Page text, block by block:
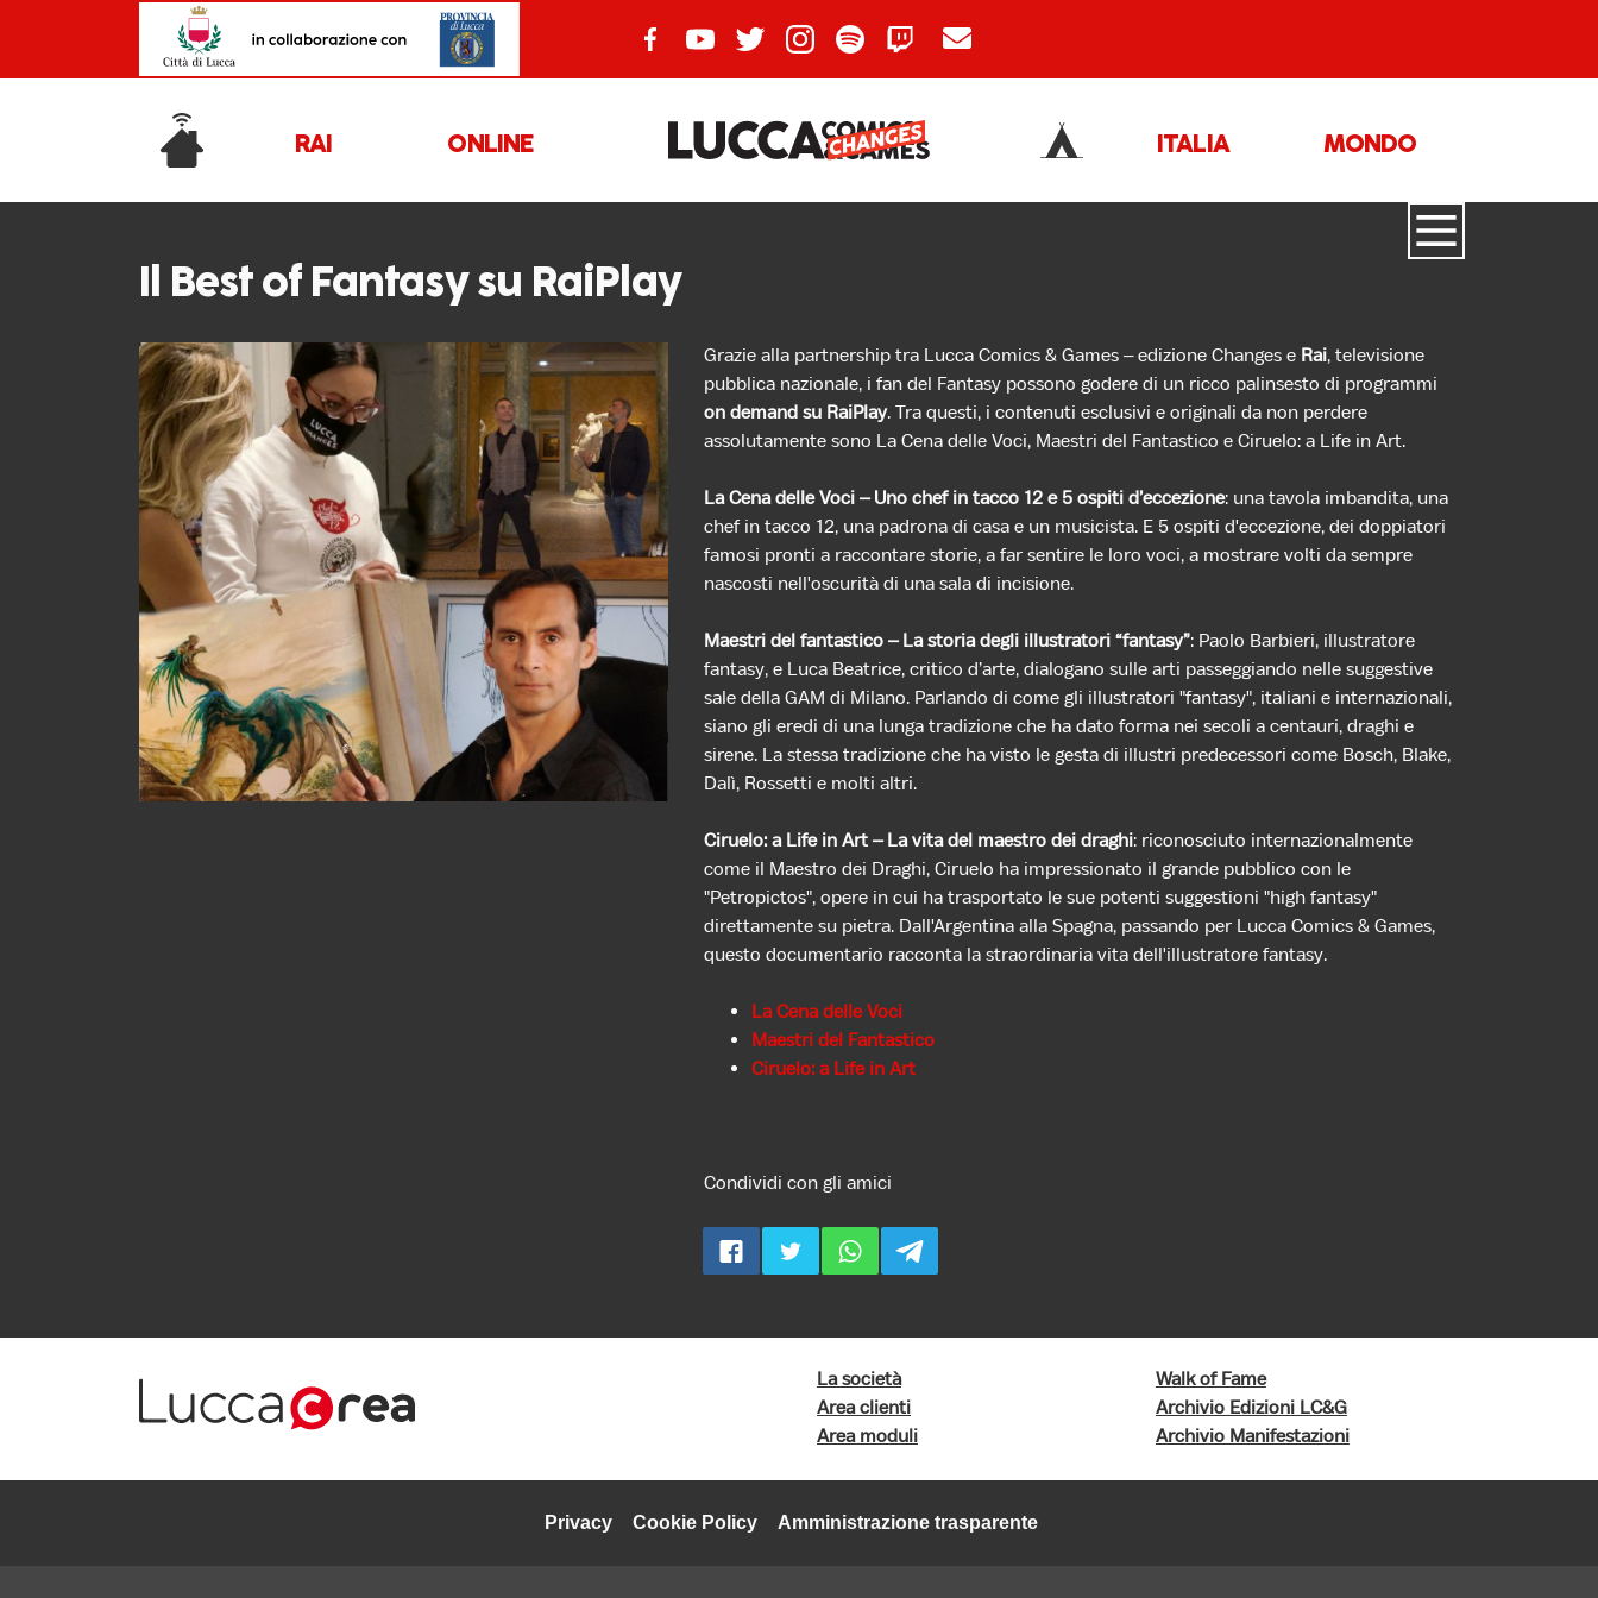
RAI ONLINE ITALIA MONDO
Il Best of Fantasy su RaiPlay
Grazie alla partnership tra Lucca Comics & Games – edizione Changes e Rai, televisione
pubblica nazionale, i fan del Fantasy possono godere di un ricco palinsesto di programmi
on demand su RaiPlay. Tra questi, i contenuti esclusivi e originali da non perdere
assolutamente sono La Cena delle Voci, Maestri del Fantastico e Ciruelo: a Life in Art.
La Cena delle Voci – Uno chef in tacco 12 e 5 ospiti d’eccezione: una tavola imbandita, una
chef in tacco 12, una padrona di casa e un musicista. E 5 ospiti d'eccezione, dei doppiatori
famosi pronti a raccontare storie, a far sentire le loro voci, a mostrare volti da sempre
nascosti nell'oscurità di una sala di incisione.
Maestri del fantastico – La storia degli illustratori “fantasy”: Paolo Barbieri, illustratore
fantasy, e Luca Beatrice, critico d’arte, dialogano sulle arti passeggiando nelle suggestive
sale della GAM di Milano. Parlando di come gli illustratori "fantasy", italiani e internazionali,
siano gli eredi di una lunga tradizione che ha dato forma nei secoli a centauri, draghi e
sirene. La stessa tradizione che ha visto le gesta di illustri predecessori come Bosch, Blake,
Dalì, Rossetti e molti altri.
Ciruelo: a Life in Art – La vita del maestro dei draghi: riconosciuto internazionalmente
come il Maestro dei Draghi, Ciruelo ha impressionato il grande pubblico con le
"Petropictos", opere in cui ha trasportato le sue potenti suggestioni "high fantasy"
direttamente su pietra. Dall'Argentina alla Spagna, passando per Lucca Comics & Games,
questo documentario racconta la straordinaria vita dell'illustratore fantasy.
La Cena delle Voci
Maestri del Fantastico
Ciruelo: a Life in Art
Condividi con gli amici
La società
Area clienti
Area moduli
Walk of Fame
Archivio Edizioni LC&G
Archivio Manifestazioni
Privacy Cookie Policy Amministrazione trasparente